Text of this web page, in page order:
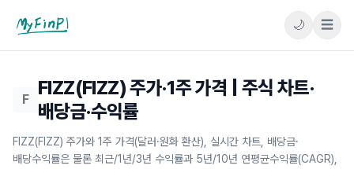
마이핀플
🌙 ☰
F
FIZZ(FIZZ) 주가·1주 가격 | 주식 차트·
배당금·수익률
FIZZ(FIZZ) 주가와 1주 가격(달러·원화 환산), 실시간 차트, 배당금·
배당수익률은 물론 최근/1년/3년 수익률과 5년/10년 연평균수익률(CAGR),